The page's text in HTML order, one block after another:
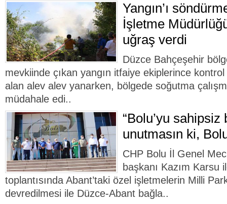
Yangın’ı
İşletme
uğraş verdi
Düzce Bahçeşehir
mevkiinde çıkan yangın itfaiye ekiplerince kontrol
alan alev alev yanarken, bölgede soğutma
müdahale edi..
“Bolu’yu sahipsiz
unutmasın ki,
CHP Bolu İl Genel
başkanı Kazım Karsu
toplantısında Abant’taki özel işletmelerin Milli
devredilmesi ile Düzce-Abant bağla..